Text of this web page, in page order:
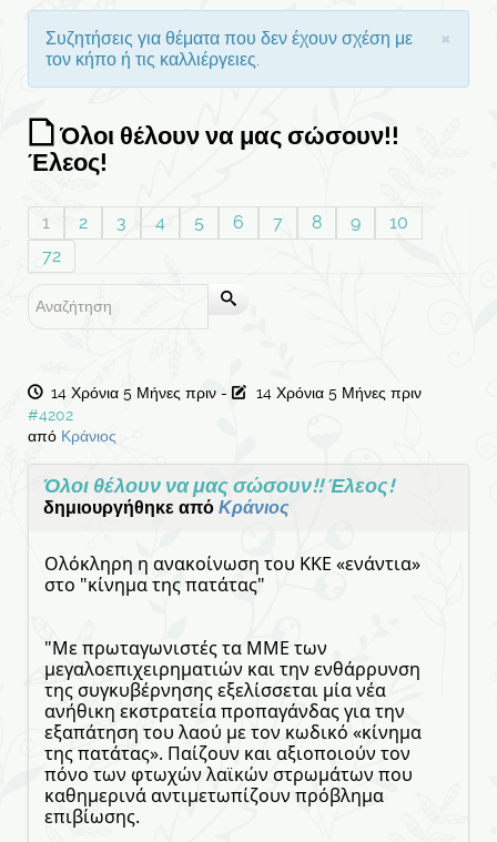
×
Συζητήσεις για θέματα που δεν έχουν σχέση με
τον κήπο ή τις καλλιέργειες.
Όλοι θέλουν να μας σώσουν!!
Έλεος!
1 2 3 4 5 6 7 8 9
10
72
14 Χρόνια 5 Μήνες πριν -
14 Χρόνια 5 Μήνες πριν
#4202
από Κράνιος
Όλοι θέλουν να μας σώσουν!! Έλεος!
δημιουργήθηκε από Κράνιος
Ολόκληρη η ανακοίνωση του ΚΚΕ «ενάντια»
στο "κίνημα της πατάτας"
"Με πρωταγωνιστές τα ΜΜΕ των
μεγαλοεπιχειρηματιών και την ενθάρρυνση
της συγκυβέρνησης εξελίσσεται μία νέα
ανήθικη εκστρατεία προπαγάνδας για την
εξαπάτηση του λαού με τον κωδικό «κίνημα
της πατάτας». Παίζουν και αξιοποιούν τον
πόνο των φτωχών λαϊκών στρωμάτων που
καθημερινά αντιμετωπίζουν πρόβλημα
επιβίωσης.